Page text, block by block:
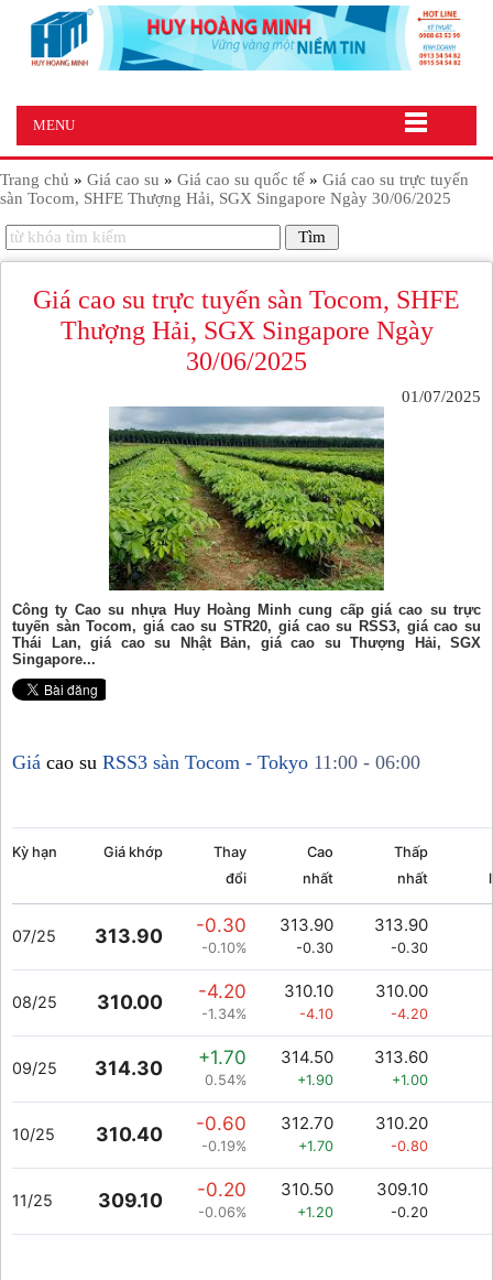
MENU
Trang chủ » Giá cao su » Giá cao su quốc tế » Giá cao su trực tuyến
sàn Tocom, SHFE Thượng Hải, SGX Singapore Ngày 30/06/2025
Giá cao su trực tuyến sàn Tocom, SHFE
Thượng Hải, SGX Singapore Ngày
30/06/2025
01/07/2025
Công ty Cao su nhựa Huy Hoàng Minh cung cấp giá cao su trực
tuyến sàn Tocom, giá cao su STR20, giá cao su RSS3, giá cao su
Thái Lan, giá cao su Nhật Bản, giá cao su Thượng Hải, SGX
Singapore...
Giá cao su RSS3 sàn Tocom - Tokyo 11:00 - 06:00
Kỳ hạn Giá khớp
Thay
đổi
Cao
nhất
Thấp
nhất
07/25 313.90 -0.30
-0.10%
313.90
-0.30
313.90
-0.30
08/25 310.00 -4.20
-1.34%
310.10
-4.10
310.00
-4.20
09/25 314.30 +1.70
0.54%
314.50
+1.90
313.60
+1.00
10/25 310.40 -0.60
-0.19%
312.70
+1.70
310.20
-0.80
11/25 309.10 -0.20
-0.06%
310.50
+1.20
309.10
-0.20